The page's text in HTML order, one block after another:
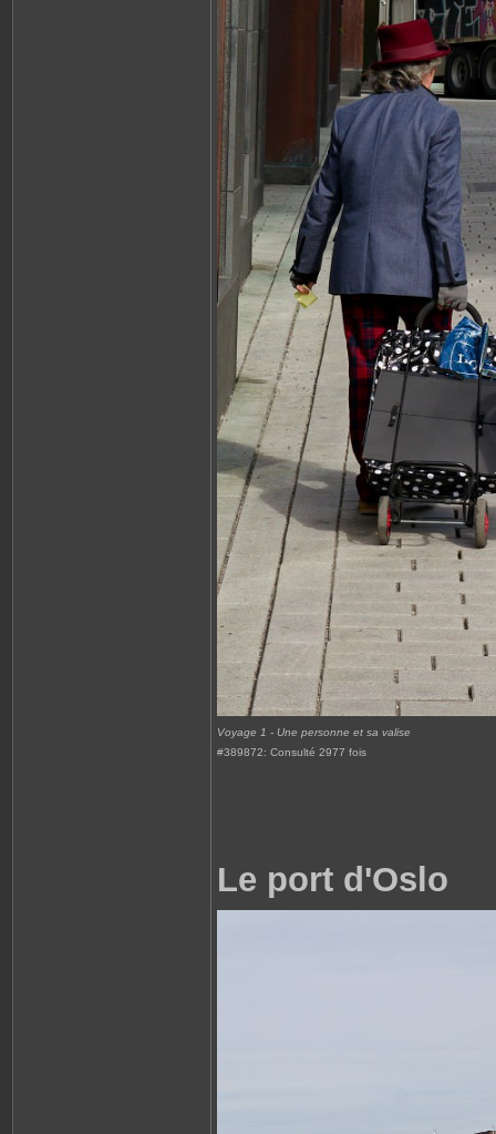
Voyage 1 - Une personne et sa valise
#389872: Consulté 2977 fois
Le port d'Oslo